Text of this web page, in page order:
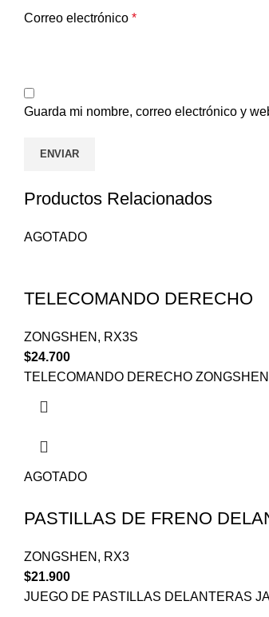
Correo electrónico *
Guarda mi nombre, correo electrónico y
Productos Relacionados
AGOTADO
TELECOMANDO DERECHO
ZONGSHEN , RX3S
$24.700
TELECOMANDO DERECHO
AGOTADO
PASTILLAS DE FRENO
ZONGSHEN , RX3
$21.900
JUEGO DE PASTILLAS DELANTERAS